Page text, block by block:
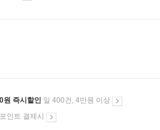
원 즉시할인 일 400건, 4만원 이상
포인트 결제시